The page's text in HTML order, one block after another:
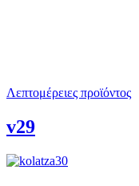
Λεπτομέρειες προϊόντος
v29